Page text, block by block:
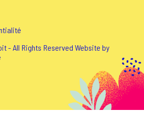
- All Rights Reserved Website by